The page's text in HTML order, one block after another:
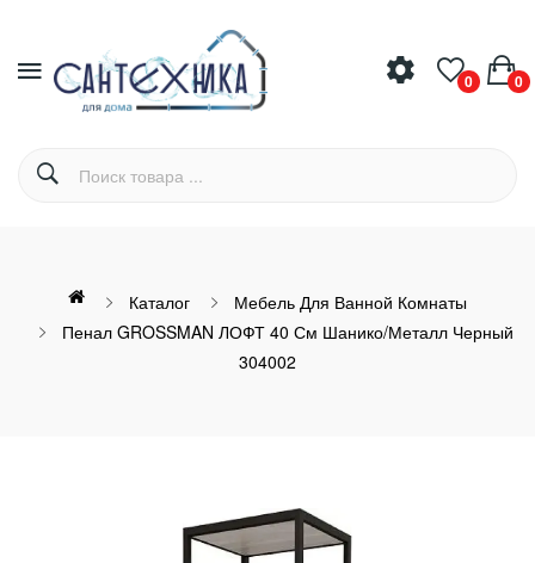
0 0
Каталог
Мебель Для Ванной Комнаты
Пенал GROSSMAN ЛОФТ 40 См Шанико/металл Черный
304002